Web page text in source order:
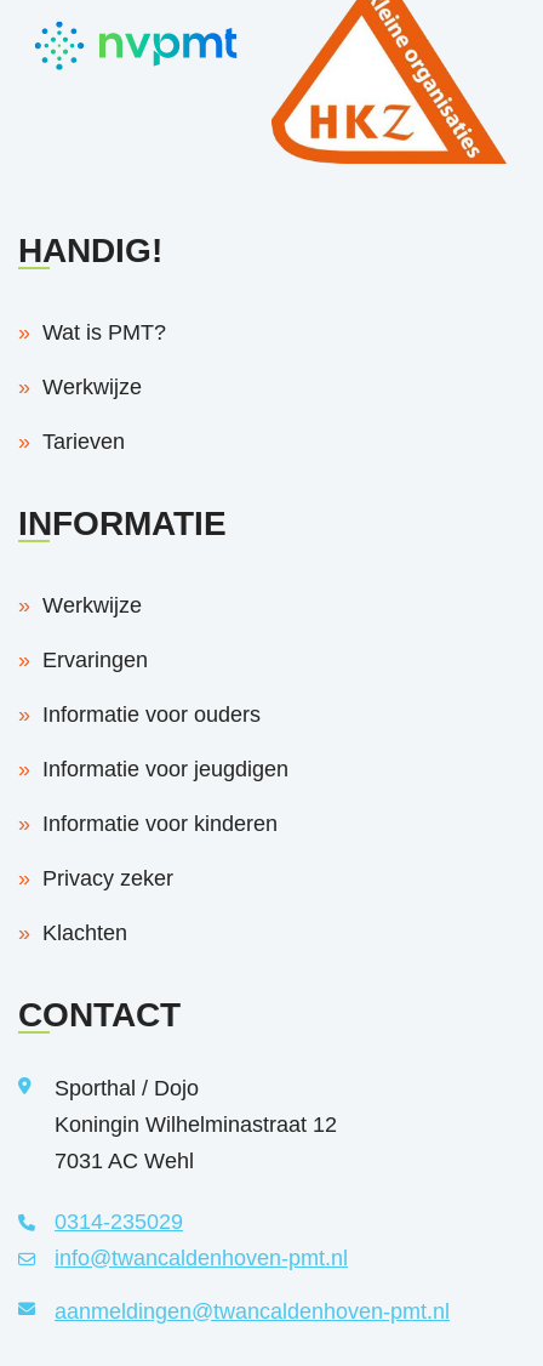
HANDIG!
Wat is PMT?
Werkwijze
Tarieven
INFORMATIE
Werkwijze
Ervaringen
Informatie voor ouders
Informatie voor jeugdigen
Informatie voor kinderen
Privacy zeker
Klachten
CONTACT
Sporthal / Dojo
Koningin Wilhelminastraat 12
7031 AC Wehl
0314-235029
info@twancaldenhoven-pmt.nl
aanmeldingen@twancaldenhoven-pmt.nl